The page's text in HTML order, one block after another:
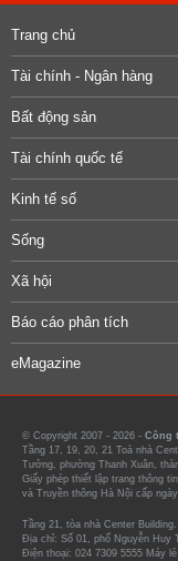
Trang chủ
Tài chính - Ngân hàng
Bất động sản
Tài chính quốc tế
Kinh tế số
Sống
Xã hội
Báo cáo phân tích
eMagazine
© Copyright 2007 - 2026 - Công
Tầng 17, 19, 20, 21 Toà nhà
Tưởng, phường Thanh Xuân,
Giấy phép thiết lập trang thông
và Truyền thông Hà Nội cấp
Tầng 21, tòa nhà Center Building.
Địa chỉ: Số 01, phố Nguyễn Huy
Điện thoại: 024 7309 5555 Máy